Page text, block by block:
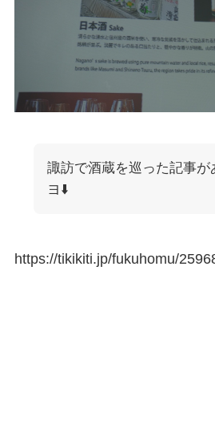
諏訪で酒蔵を巡った記事が
ヨ⬇️
https://tikikiti.jp/fukuhomu/